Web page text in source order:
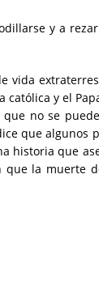
y a
vida
y el
no se
que algunos
historia que
que la muerte